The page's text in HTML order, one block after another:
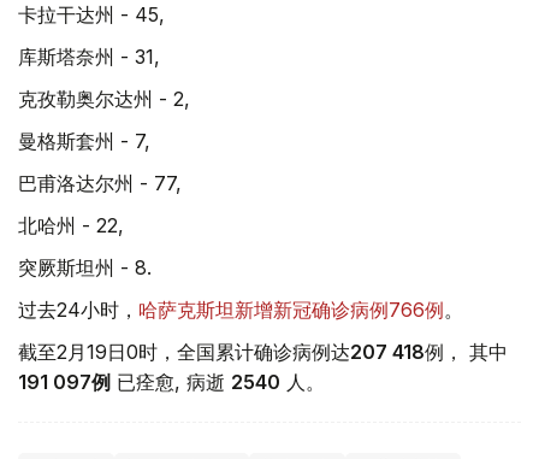
卡拉干达州 - 45,
库斯塔奈州 - 31,
克孜勒奥尔达州 - 2,
曼格斯套州 - 7,
巴甫洛达尔州 - 77,
北哈州 - 22,
突厥斯坦州 - 8.
过去24小时， 哈萨克斯坦新增新冠确诊病例766例。
截至2月19日0时，全国累计确诊病例达207 418例， 其中
191 097例 已痊愈, 病逝 2540 人。